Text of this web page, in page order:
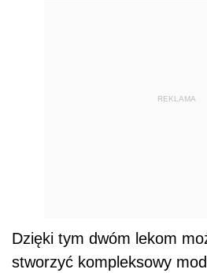
REKLAMA
Dzięki tym dwóm lekom
stworzyć kompleksowy